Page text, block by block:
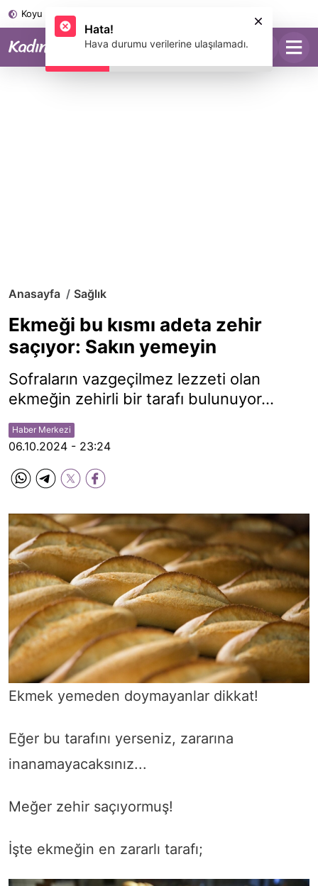
Koyu Mod
Anasayfa Sağlık
Ekmeği bu kısmı adeta zehir
saçıyor: Sakın yemeyin
Sofraların vazgeçilmez lezzeti olan
ekmeğin zehirli bir tarafı bulunuyor...
Haber Merkezi
06.10.2024 - 23:24
Ekmek yemeden doymayanlar dikkat!
Eğer bu tarafını yerseniz, zararına
inanamayacaksınız...
Meğer zehir saçıyormuş!
İşte ekmeğin en zararlı tarafı;
Hata!
Hava durumu verilerine ulaşılamadı.